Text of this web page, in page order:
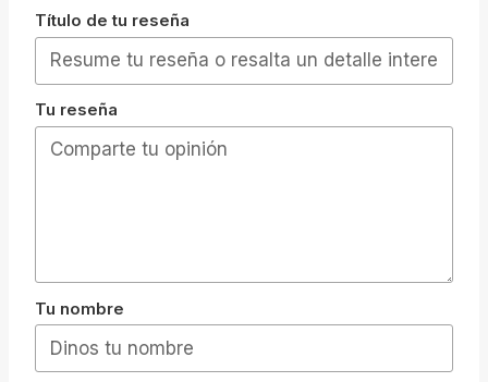
Título de tu reseña
Tu reseña
Tu nombre